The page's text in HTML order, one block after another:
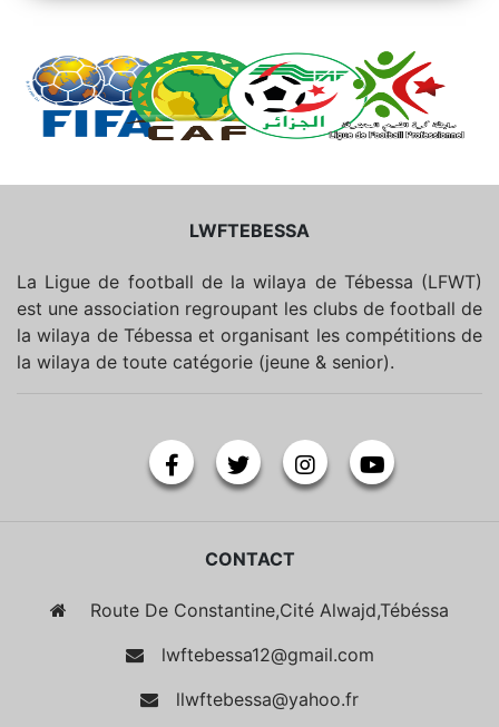
LWFTEBESSA
La Ligue de football de la wilaya de Tébessa (LFWT)
est une association regroupant les clubs de football de
la wilaya de Tébessa et organisant les compétitions de
la wilaya de toute catégorie (jeune & senior).
CONTACT
Route De Constantine,Cité Alwajd,Tébéssa
lwftebessa12@gmail.com
llwftebessa@yahoo.fr